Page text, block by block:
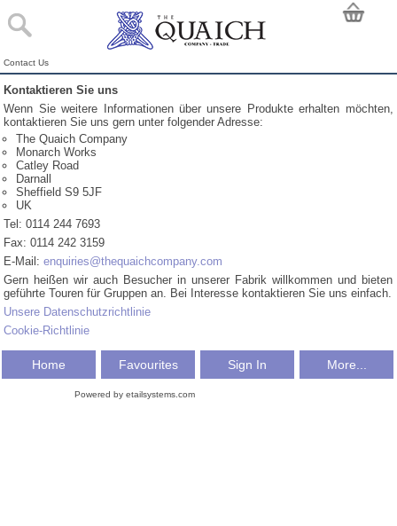
Contact Us
Kontaktieren Sie uns
Wenn Sie weitere Informationen über unsere Produkte erhalten möchten,
kontaktieren Sie uns gern unter folgender Adresse:
The Quaich Company
Monarch Works
Catley Road
Darnall
Sheffield S9 5JF
UK
Tel: 0114 244 7693
Fax: 0114 242 3159
E-Mail:enquiries@thequaichcompany.com
Gern heißen wir auch Besucher in unserer Fabrik willkommen und bieten
geführte Touren für Gruppen an. Bei Interesse kontaktieren Sie uns einfach.
Unsere Datenschutzrichtlinie
Cookie-Richtlinie
Home Favourites Sign In More...
Powered by etailsystems.com